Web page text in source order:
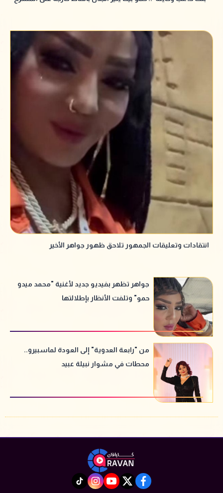
انتقادات وتعليقات الجمهور تلاحق ظهور جواهر الأخير
جواهر تظهر بفيديو جديد لأغنية "محمد ميدو
حمو" وتلفت الأنظار بإطلالتها
من "رابعة العدوية" إلى العودة لماسبيرو..
محطات في مشوار نبيلة عبيد
facebook
twitter
youtube
instagram
tiktok